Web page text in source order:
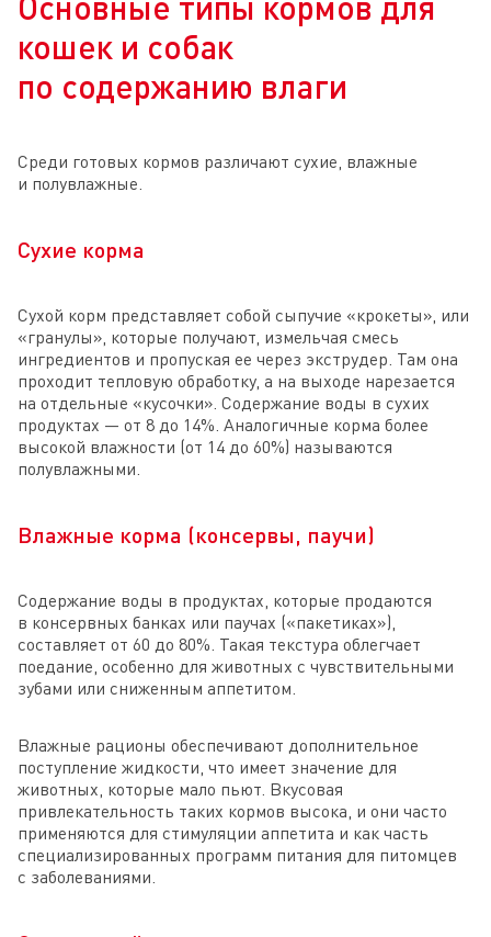
кошек и собак
по содержанию влаги
Среди готовых кормов различают сухие, влажные
и полувлажные.
Сухие корма
Сухой корм представляет собой сыпучие «крокеты», или
«гранулы», которые получают, измельчая смесь
ингредиентов и пропуская ее через экструдер. Там она
проходит тепловую обработку, а на выходе нарезается
на отдельные «кусочки». Содержание воды в сухих
продуктах — от 8 до 14%. Аналогичные корма более
высокой влажности (от 14 до 60%) называются
полувлажными.
Влажные корма (консервы, паучи)
Содержание воды в продуктах, которые продаются
в консервных банках или паучах («пакетиках»),
составляет от 60 до 80%. Такая текстура облегчает
поедание, особенно для животных с чувствительными
зубами или сниженным аппетитом.
Влажные рационы обеспечивают дополнительное
поступление жидкости, что имеет значение для
животных, которые мало пьют. Вкусовая
привлекательность таких кормов высока, и они часто
применяются для стимуляции аппетита и как часть
специализированных программ питания для питомцев
с заболеваниями.